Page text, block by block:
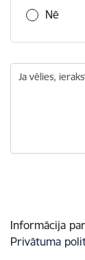
Nē
Ja vēlies,
Informācija
Privātuma